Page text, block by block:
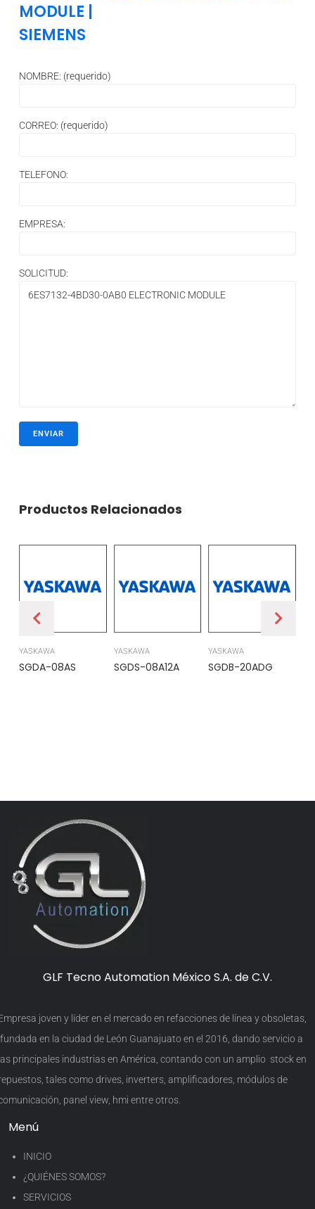
MODULE |
SIEMENS
NOMBRE: (requerido)
CORREO: (requerido)
TELEFONO:
EMPRESA:
SOLICITUD:
Productos Relacionados
YASKAWA
SGDA-08AS
YASKAWA
SGDS-08A12A
YASKAWA
SGDB-20ADG
GLF Tecno Automation México S.A. de C.V.
joven y líder en el mercado en refacciones de línea y obsoletas,
en la ciudad de León Guanajuato en el 2016, dando servicio a
principales industrias en América, contando con un amplio stock en
tales como drives, inverters, amplificadores, módulos de
panel view, hmi entre otros.
Menú
INICIO
¿QUIÉNES SOMOS?
SERVICIOS